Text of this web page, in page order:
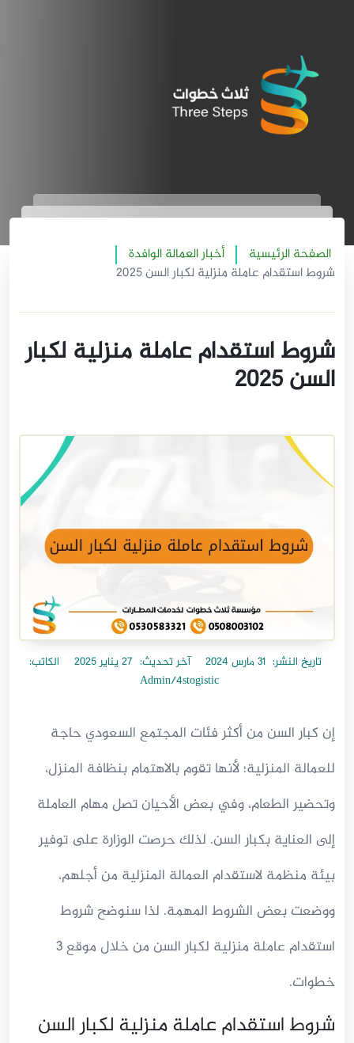
الصفحة الرئيسية
أخبار العمالة الوافدة
شروط استقدام عاملة منزلية لكبار السن 2025
شروط استقدام عاملة منزلية لكبار
السن 2025
تاريخ النشر: 31 مارس 2024 آخر تحديث: 27 يناير 2025
الكاتب:
Admin/4stogistic
إن كبار السن من أكثر فئات المجتمع السعودي حاجة
للعمالة المنزلية؛ لأنها تقوم بالاهتمام بنظافة المنزل،
وتحضير الطعام، وفي بعض الأحيان تصل مهام العاملة
إلى العناية بكبار السن. لذلك حرصت الوزارة على توفير
بيئة منظمة لاستقدام العمالة المنزلية من أجلهم،
ووضعت بعض الشروط المهمة. لذا سنوضح شروط
استقدام عاملة منزلية لكبار السن من خلال موقع 3
خطوات.
شروط استقدام عاملة منزلية لكبار السن